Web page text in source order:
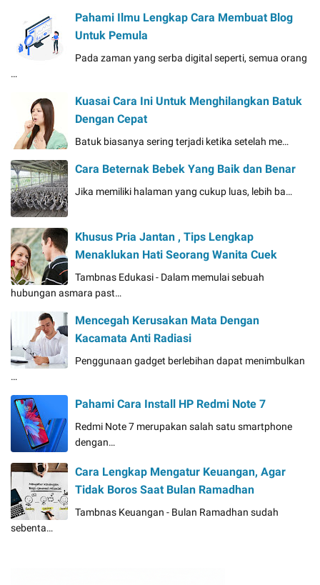
Pahami Ilmu Lengkap Cara Membuat Blog
Untuk Pemula
Pada zaman yang serba digital seperti, semua orang
…
Kuasai Cara Ini Untuk Menghilangkan Batuk
Dengan Cepat
Batuk biasanya sering terjadi ketika setelah me…
Cara Beternak Bebek Yang Baik dan Benar
Jika memiliki halaman yang cukup luas, lebih ba…
Khusus Pria Jantan , Tips Lengkap
Menaklukan Hati Seorang Wanita Cuek
Tambnas Edukasi - Dalam memulai sebuah
hubungan asmara past…
Mencegah Kerusakan Mata Dengan
Kacamata Anti Radiasi
Penggunaan gadget berlebihan dapat menimbulkan
…
Pahami Cara Install HP Redmi Note 7
Redmi Note 7 merupakan salah satu smartphone
dengan…
Cara Lengkap Mengatur Keuangan, Agar
Tidak Boros Saat Bulan Ramadhan
Tambnas Keuangan - Bulan Ramadhan sudah
sebenta…